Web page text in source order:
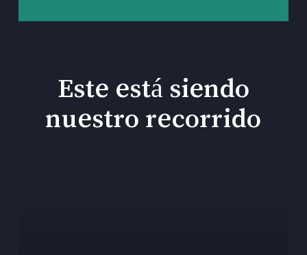
Este está siendo
nuestro recorrido